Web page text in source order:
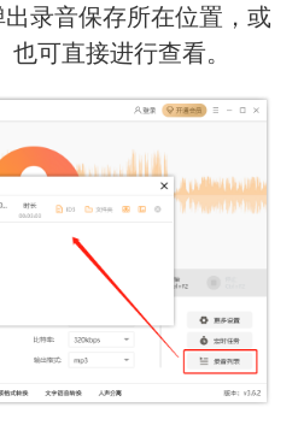
录音保存所在位置，或
可直接进行查看。